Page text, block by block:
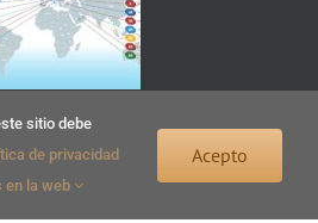
Centro Huerta del Rey
sitio debe
de privacidad
en la web
Acepto